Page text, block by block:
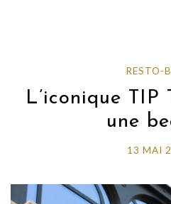
RESTO-
L’iconique TIP
une
13 MAI